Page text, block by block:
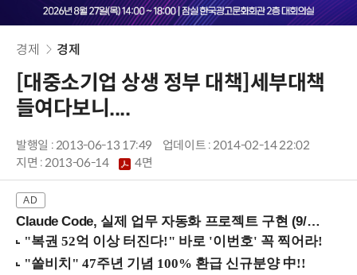
경제 경제
[대중소기업 상생 정부 대책]세부대책
들여다보니....
발행일 : 2013-06-13 17:49
업데이트 : 2014-02-14 22:02
지면 :2013-06-14 4면
Claude Code, 실제 업무 자동화 프로젝트 구현 (9/16 ~17 강남역)